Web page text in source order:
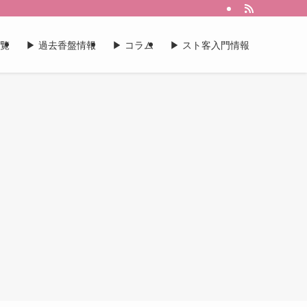
▶︎ 過去香盤情報 ▶︎ コラム ▶︎ スト客入門情報